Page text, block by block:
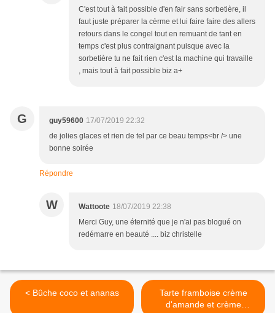
C'est tout à fait possible d'en fair sans sorbetière, il
faut juste préparer la cèrme et lui faire faire des allers
retours dans le congel tout en remuant de tant en
temps c'est plus contraignant puisque avec la
sorbetière tu ne fait rien c'est la machine qui travaille
, mais tout à fait possible biz a+
G guy59600 17/07/2019 22:32
de jolies glaces et rien de tel par ce beau temps<br /> une
bonne soirée
Répondre
W Wattoote 18/07/2019 22:38
Merci Guy, une éternité que je n'ai pas blogué on
redémarre en beauté .... biz christelle
< Bûche coco et ananas
Tarte framboise crème
d'amande et crème